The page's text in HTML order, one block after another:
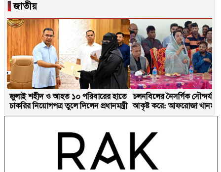
▐জাতীয়
জুলাই শহীদ ও আহত ১০ পরিবারের হাতে
চাকরির নিয়োগপত্র তুলে দিলেন প্রধানমন্ত্রী
চলনবিলের নৈসর্গিক সৌন্দর্য
আকৃষ্ট করে: আফরোজা খানম